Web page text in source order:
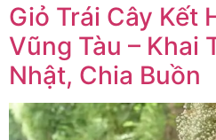
Giỏ Trái Cây Kết
Vũng Tàu – Khai
Nhật, Chia Buồn